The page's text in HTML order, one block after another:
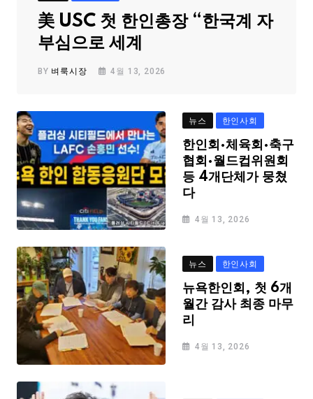
美 USC 첫 한인총장 “한국계 자
부심으로 세계
BY 벼룩시장 4월 13, 2026
뉴스 한인사회
한인회·체육회·축구
협회·월드컵위원회
등 4개단체가 뭉쳤
다
4월 13, 2026
뉴스 한인사회
뉴욕한인회, 첫 6개
월간 감사 최종 마무
리
4월 13, 2026